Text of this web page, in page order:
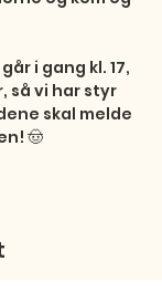
i gang kl. 17,
så vi har styr
skal melde
🤠